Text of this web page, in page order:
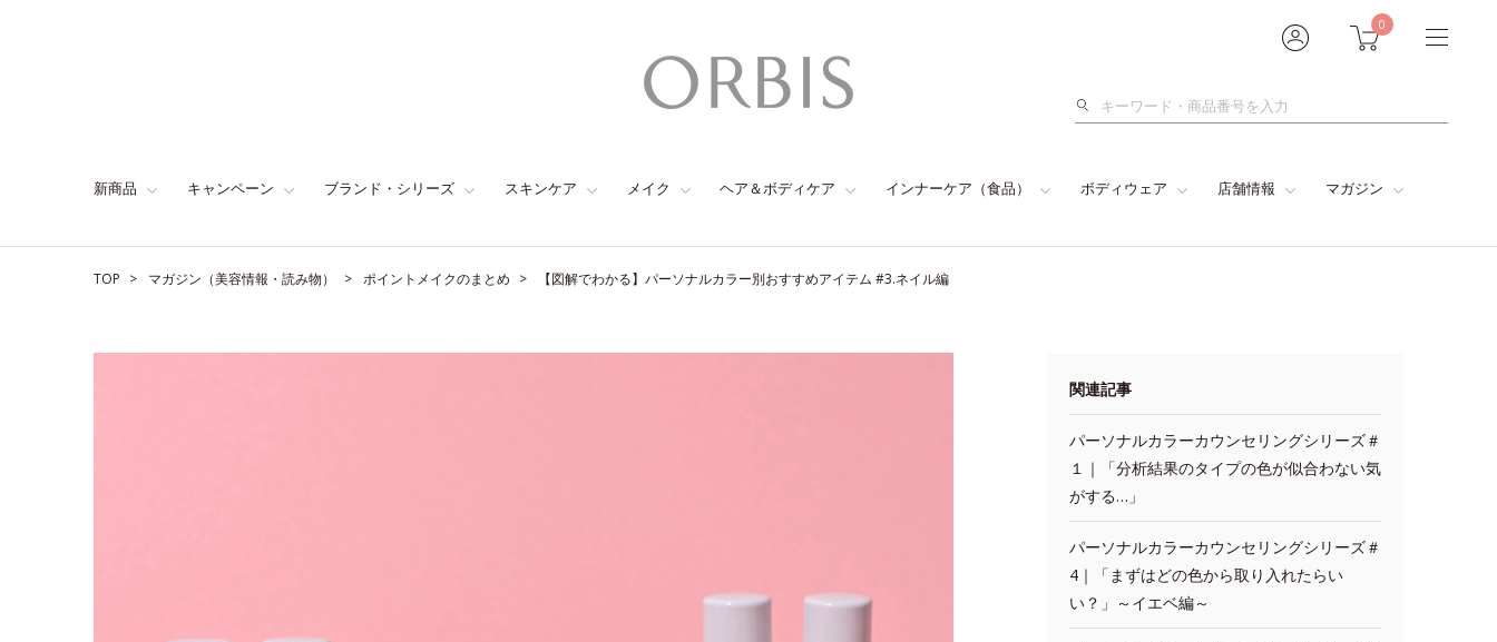
0
検
新商品 キャンペーン ブランド・シリーズ スキンケア メイク ヘア＆ボディケア インナーケア（食品） ボディウェア 店舗情報 マガジン
TOP マガジン（美容情報・読み物） ポイントメイクのまとめ 【図解でわかる】パーソナルカラー別おすすめアイテム #3.ネイル編
関連記事
パーソナルカラーカウンセリングシリーズ＃
１｜「分析結果のタイプの色が似合わない気
がする…」
パーソナルカラーカウンセリングシリーズ＃
4｜「まずはどの色から取り入れたらい
い？」～イエベ編～